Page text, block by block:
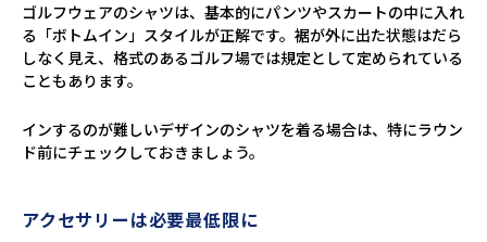
ゴルフウェアのシャツは、基本的にパンツやスカートの中に入れ
る「ボトムイン」スタイルが正解です。裾が外に出た状態はだら
しなく見え、格式のあるゴルフ場では規定として定められている
こともあります。
インするのが難しいデザインのシャツを着る場合は、特にラウン
ド前にチェックしておきましょう。
アクセサリーは必要最低限に